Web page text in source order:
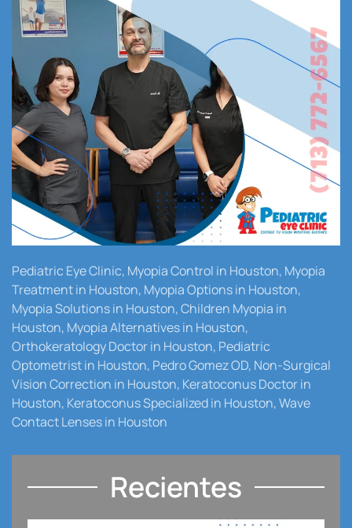
Pediatric Eye Clinic, Myopia Control in Houston, Myopia
Treatment in Houston, Myopia Options in Houston,
Myopia Solutions in Houston, Children Myopia in
Houston, Myopia Alternatives in Houston,
Orthokeratology Doctor in Houston, Pediatric
Optometrist in Houston, Pedro Gomez OD, Non-Surgical
Vision Correction in Houston, Keratoconus Doctor in
Houston, Keratoconus Specialized in Houston, Wave
Contact Lenses in Houston
Recientes